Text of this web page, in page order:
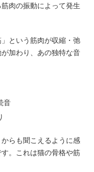
肉の振動によって発生
という筋肉が収縮・弛
加わり、あの独特な音
音
らも聞こえるように感
。これは猫の骨格や筋